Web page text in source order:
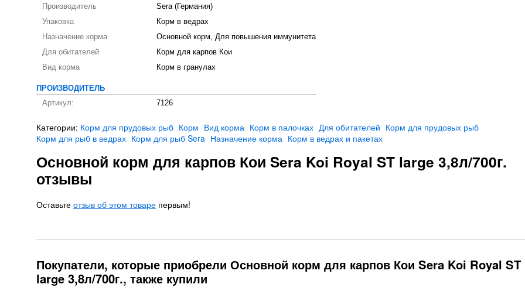
Производитель
Sera (Германия)
Упаковка
Корм в ведрах
Назначение корма
Основной корм, Для повышения иммунитета
Для обитателей
Корм для карпов Кои
Вид корма
Корм в гранулах
ПРОИЗВОДИТЕЛЬ
Артикул:
7126
Категории: Корм для прудовых рыб Корм Вид корма Корм в палочках Для обитателей Корм для прудовых рыб
Корм для рыб в ведрах Корм для рыб Sera Назначение корма Корм в ведрах и пакетах
Основной корм для карпов Кои Sera Koi Royal ST large 3,8л/700г.
отзывы
Оставьте отзыв об этом товаре первым!
Покупатели, которые приобрели Основной корм для карпов Кои Sera Koi Royal ST
large 3,8л/700г., также купили